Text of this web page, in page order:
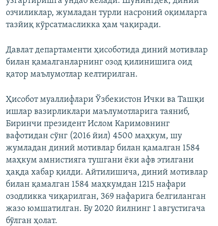
озчиликлар, жумладан турли насроний оқимларга
тазйиқ кўрсатмасликка ҳам чақиради.
Давлат департаменти ҳисоботида диний мотивлар
билан қамалганларнинг озод қилинишига оид
қатор маълумотлар келтирилган.
Ҳисобот муаллифлари Ўзбекистон Ички ва Ташқи
ишлар вазирликлари маълумотларига таяниб,
Биринчи президент Ислом Каримовнинг
вафотидан сўнг (2016 йил) 4500 маҳкум, шу
жумладан диний мотивлар билан қамалган 1584
маҳкум амнистияга тушгани ёки афв этилгани
ҳақда хабар қилди. Айтилишича, диний мотивлар
билан қамалган 1584 маҳкумдан 1215 нафари
озодликка чиқарилган, 369 нафарига белгиланган
жазо юмшатилган. Бу 2020 йилнинг 1 августигача
бўлган ҳолат.